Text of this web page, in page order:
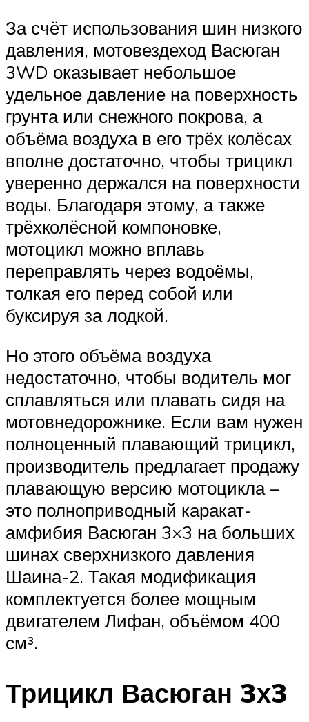
За счёт использования шин низкого
давления, мотовездеход Васюган
3WD оказывает небольшое
удельное давление на поверхность
грунта или снежного покрова, а
объёма воздуха в его трёх колёсах
вполне достаточно, чтобы трицикл
уверенно держался на поверхности
воды. Благодаря этому, а также
трёхколёсной компоновке,
мотоцикл можно вплавь
переправлять через водоёмы,
толкая его перед собой или
буксируя за лодкой.
Но этого объёма воздуха
недостаточно, чтобы водитель мог
сплавляться или плавать сидя на
мотовнедорожнике. Если вам нужен
полноценный плавающий трицикл,
производитель предлагает продажу
плавающую версию мотоцикла –
это полноприводный каракат-
амфибия Васюган 3×3 на больших
шинах сверхнизкого давления
Шаина-2. Такая модификация
комплектуется более мощным
двигателем Лифан, объёмом 400
см³.
Трицикл Васюган 3х3